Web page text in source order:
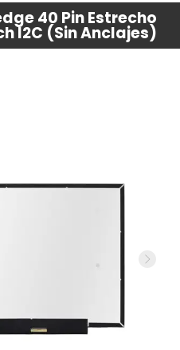
40 Pin Estrecho
I2C (Sin Anclajes)